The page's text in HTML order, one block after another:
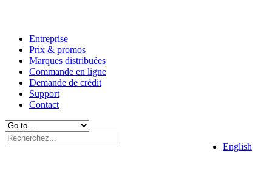
Entreprise
Prix & promos
Marques distribuées
Commande en ligne
Demande de crédit
Support
Contact
English